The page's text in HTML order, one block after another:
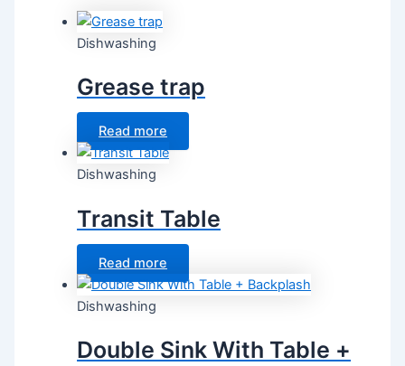
Dishwashing
Grease trap
Read more
Dishwashing
Transit Table
Read more
Dishwashing
Double Sink With Table +